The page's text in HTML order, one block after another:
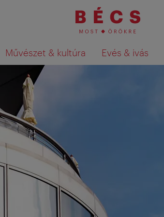
Művészet & kultúra Evés & ivás